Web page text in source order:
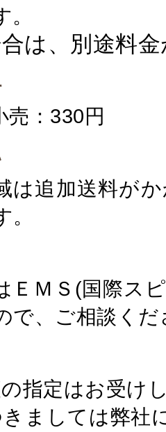
は、別途料
：330円 卸
は追加送料が
ＥＭＳ(国際ス
で、ご相談くだ
指定はお受け
ましては弊社